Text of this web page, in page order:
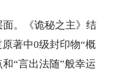
。《诡秘之主》结
著中0级封印物“概
“言出法随”般幸运